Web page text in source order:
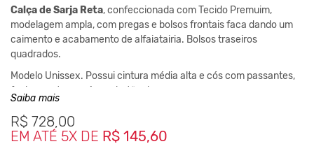
Calça de Sarja Reta, confeccionada com Tecido Premuim,
modelagem ampla, com pregas e bolsos frontais faca dando um
caimento e acabamento de alfaiatairia. Bolsos traseiros
quadrados.
Modelo Unissex. Possui cintura média alta e cós com passantes,
fechamento em zíper e botão de massa.
Esta Calça é muito confortavel, versatil e para todos momentos e
ambientes, combina com tshirts, regatas, camisas, blazers, etc...
Saiba mais
R$ 728,00
EM ATÉ 5X DE R$ 145,60